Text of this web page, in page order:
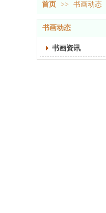
首页 >> 书画动态
书画动态
书画资讯